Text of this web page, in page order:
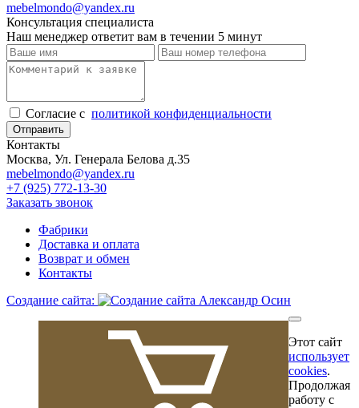
mebelmondo@yandex.ru
Консультация специалиста
Наш менеджер ответит вам в течении 5 минут
Cогласие с политикой конфиденциальности
Отправить
Контакты
Москва, Ул. Генерала Белова д.35
mebelmondo@yandex.ru
+7 (925) 772-13-30
Заказать звонок
Фабрики
Доставка и оплата
Возврат и обмен
Контакты
Создание сайта:
Этот сайт
использует
cookies.
Продолжая
работу с